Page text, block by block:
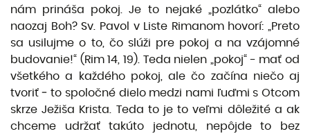
nám prináša pokoj. Je to nejaké „pozlátko“ alebo
naozaj Boh? Sv. Pavol v Liste Rimanom hovorí: „Preto
sa usilujme o to, čo slúži pre pokoj a na vzájomné
budovanie!“ (Rim 14, 19). Teda nielen „pokoj“ - mať od
všetkého a každého pokoj, ale čo začína niečo aj
tvoriť ‒ to spoločné dielo medzi nami ľuďmi s Otcom
skrze Ježiša Krista. Teda to je to veľmi dôležité a ak
chceme udržať takúto jednotu, nepôjde to bez